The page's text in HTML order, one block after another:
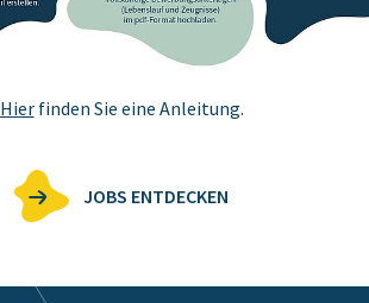
Hierfinden Sie eine Anleitung.
JOBS ENTDECKEN